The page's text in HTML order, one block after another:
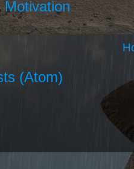
Motivation
(Atom)